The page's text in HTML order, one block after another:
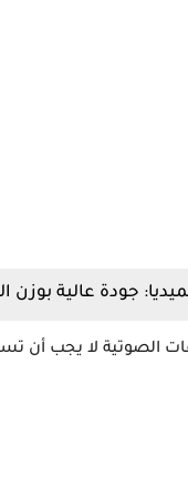
الصوتية لا يجب أن